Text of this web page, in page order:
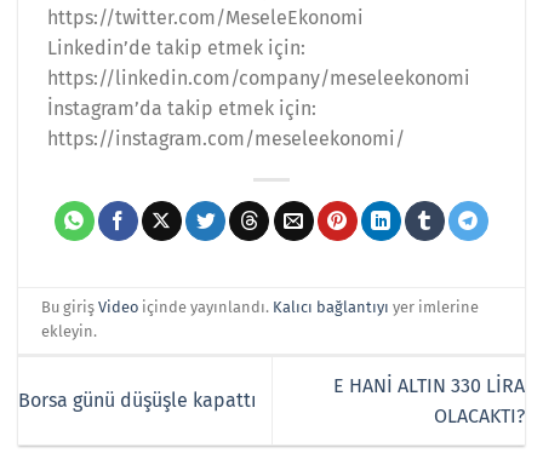
https://twitter.com/MeseleEkonomi
Linkedin’de takip etmek için:
https://linkedin.com/company/meseleekonomi
İnstagram’da takip etmek için:
https://instagram.com/meseleekonomi/
Bu girişVideo içinde yayınlandı. Kalıcı bağlantıyı yer imlerine
ekleyin.
Borsa günü düşüşle kapattı
E HANİ ALTIN 330 LİRA
OLACAKTI?